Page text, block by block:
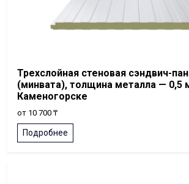
Трехслойная стеновая сэндвич-
(минвата), толщина металла — 0,5
Каменогорске
от 10 700 ₸
Подробнее